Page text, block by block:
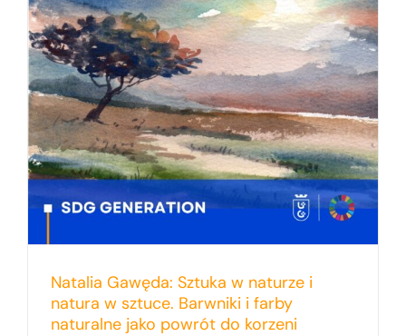
Natalia Gawęda: Sztuka w naturze i
natura w sztuce. Barwniki i farby
naturalne jako powrót do korzeni